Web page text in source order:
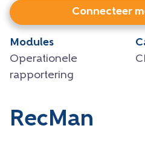
Connecteer
Modules
Operationele
rapportering
RecMan